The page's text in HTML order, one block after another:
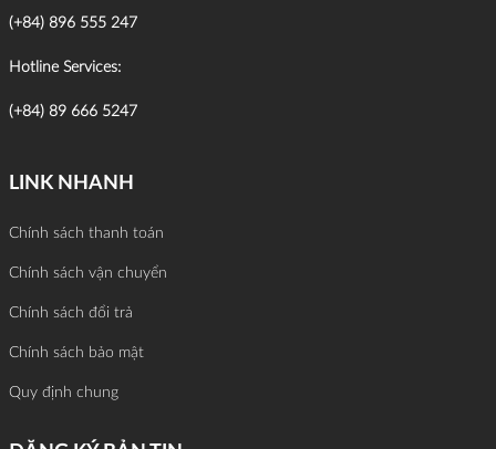
(+84) 896 555 247
Hotline Services:
(+84) 89 666 5247
LINK NHANH
Chính sách thanh toán
Chính sách vận chuyển
Chính sách đổi trả
Chính sách bảo mật
Quy định chung